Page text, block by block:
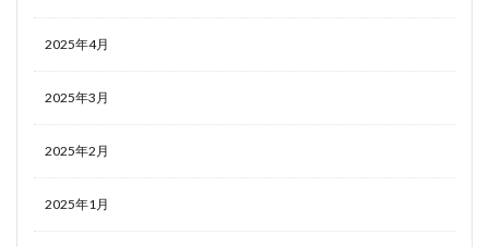
2025年4月
2025年3月
2025年2月
2025年1月